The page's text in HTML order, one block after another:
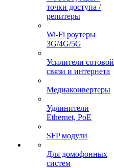
точки доступа /
репитеры
Wi-Fi роутеры
3G/4G/5G
Усилители сотовой
связи и интернета
Медиаконвертеры
Удлинители
Ethernet, PoE
SFP модули
Для домофонных
систем